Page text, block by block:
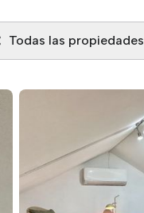
Todas las propiedades